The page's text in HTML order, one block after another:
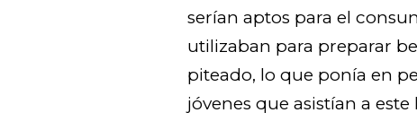
serían aptos para el
utilizaban para preparar
piteado, lo que ponía en
jóvenes que asistían a este